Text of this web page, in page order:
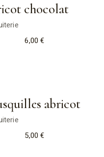
chocolat
6,00€
abricot
5,00€